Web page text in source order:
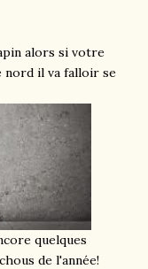
alors si votre
nord il va falloir se
quelques
de l'année!